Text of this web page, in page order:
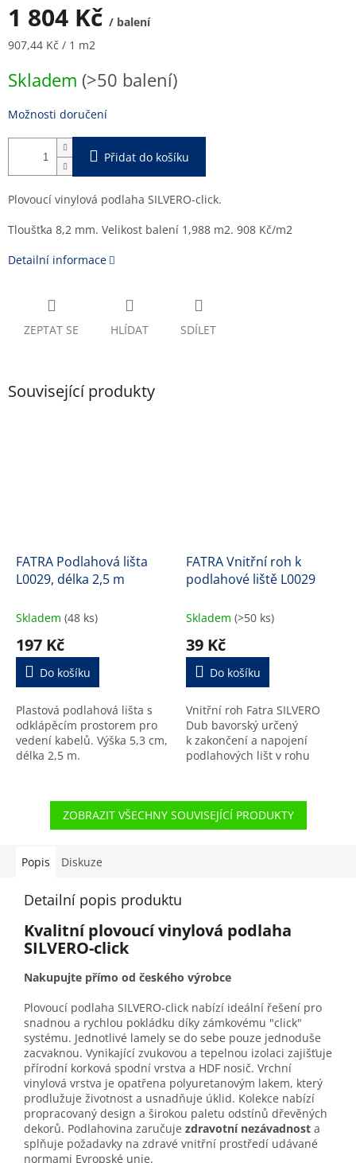
1 804 Kč / balení
Měrná
907,44 Kč / 1 m2
Skladem (>50 balení)
Možnosti doručení
Přidat do košíku
Plovoucí vinylová podlaha SILVERO-click.
Tloušťka 8,2 mm. Velikost balení 1,988 m2. 908 Kč/m2
Detailní informace
ZEPTAT SE HLÍDAT SDÍLET
Související produkty
FATRA Podlahová lišta
L0029, délka 2,5 m
Skladem (48 ks)
197 Kč
Do košíku
Plastová podlahová lišta s
odklápěcím prostorem pro
vedení kabelů. Výška 5,3 cm,
délka 2,5 m.
FATRA Vnitřní roh k
podlahové liště L0029
Skladem (>50 ks)
39 Kč
Do košíku
Vnitřní roh Fatra SILVERO
Dub bavorský určený
k zakončení a napojení
podlahových lišt v rohu
ZOBRAZIT VŠECHNY SOUVISEJÍCÍ PRODUKTY
Popis Diskuze
Detailní popis produktu
Kvalitní plovoucí vinylová podlaha
SILVERO-click
Nakupujte přímo od českého výrobce
Plovoucí podlaha SILVERO-click nabízí ideální řešení pro
snadnou a rychlou pokládku díky zámkovému "click"
systému. Jednotlivé lamely se do sebe pouze jednoduše
zacvaknou. Vynikající zvukovou a tepelnou izolaci zajišťuje
přírodní korková spodní vrstva a HDF nosič. Vrchní
vinylová vrstva je opatřena polyuretanovým lakem, který
prodlužuje životnost a usnadňuje úklid. Kolekce nabízí
propracovaný design a širokou paletu odstínů dřevěných
dekorů. Podlahovina zaručuje zdravotní nezávadnost a
splňuje požadavky na zdravé vnitřní prostředí udávané
normami Evropské unie.